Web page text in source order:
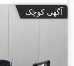
آگهی کوچک